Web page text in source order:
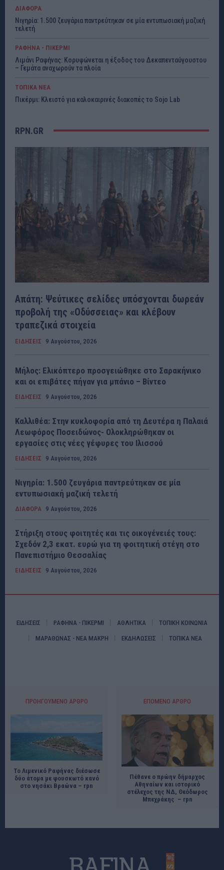
ΔΙΑΦΟΡΑ
Νιγηρία: 1.500 ζευγάρια παντρεύτηκαν σε μία εντυπωσιακή μαζική
τελετή
ΡΑΦΗΝΑ - ΠΙΚΕΡΜΙ
Λιμάνι Ραφήνας: Κορυφώνεται η έξοδος του Δεκαπενταύγουστου
– Γεμάτα αναχωρούν τα πλοία
ΤΟΠΙΚΑ ΝΕΑ
Πικέρμι: Κλειστό για καλοκαιρινές διακοπές το Sojo Lab
RPN.GR
Απάτη: Ψεύτικες σελίδες υπόσχονται δωρεάν
προβολή της «Οδύσσειας» και κλέβουν
τραπεζικά στοιχεία
ΕΙΔΗΣΕΙΣ 9 Αυγούστου, 2026
Μήλος: Ελικόπτερο προσγειώθηκε στο Σαρακήνικο
και οι επιβάτες πήγαν για μπάνιο – Βίντεο
ΕΙΔΗΣΕΙΣ 9 Αυγούστου, 2026
Καλλιθέα: Στην κυκλοφορία από τη Δευτέρα η Παλαιά
Λεωφόρος Ποσειδώνος- Ολοκληρώθηκαν οι
εργασίες στις νέες γέφυρες του Ιλισσού
ΕΙΔΗΣΕΙΣ 9 Αυγούστου, 2026
Νιγηρία: 1.500 ζευγάρια παντρεύτηκαν σε μία
εντυπωσιακή μαζική τελετή
ΔΙΑΦΟΡΑ 9 Αυγούστου, 2026
Στήριξη στους φοιτητές και τις οικογένειές τους:
Σχεδόν 2,3 εκατ. ευρώ για τη φοιτητική στέγη στο
Πανεπιστήμιο Θεσσαλίας
ΕΙΔΗΣΕΙΣ 9 Αυγούστου, 2026
ΕΙΔΗΣΕΙΣ ΡΑΦΗΝΑ - ΠΙΚΕΡΜΙ ΑΘΛΗΤΙΚΑ ΤΟΠΙΚΗ ΚΟΙΝΩΝΙΑ
ΜΑΡΑΘΩΝΑΣ - ΝΕΑ ΜΑΚΡΗ ΕΚΔΗΛΩΣΕΙΣ ΤΟΠΙΚΑ ΝΕΑ
ΠΡΟΗΓΟΎΜΕΝΟ ΆΡΘΡΟ
Το Λιμενικό Ραφήνας διέσωσε
δύο άτομα με φουσκωτό κανό
στο νησάκι Βραώνα – rpn
ΕΠΌΜΕΝΟ ΆΡΘΡΟ
Πέθανε ο πρώην δήμαρχος
Αθηναίων και ιστορικό
στέλεχος της ΝΔ, Θεόδωρος
Μπεχράκης – rpn